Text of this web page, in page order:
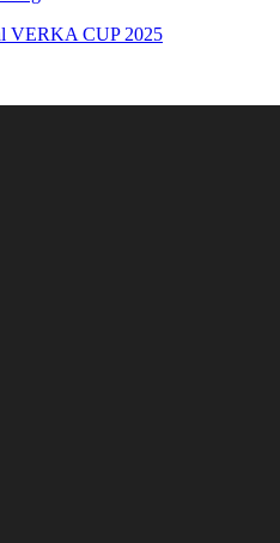
VERKA CUP 2025